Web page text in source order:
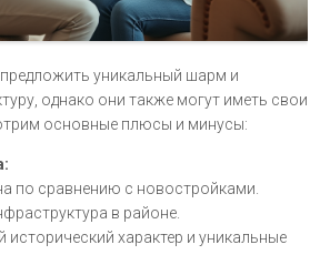
уникальный шарм и
однако они также могут иметь свои
основные плюсы и минусы:
по сравнению с новостройками.
в районе.
исторический характер и уникальные